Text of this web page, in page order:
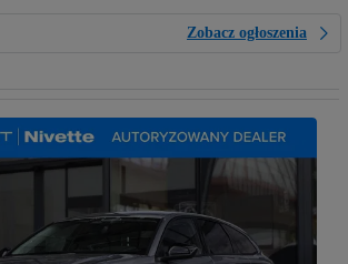
Zobacz ogłoszenia